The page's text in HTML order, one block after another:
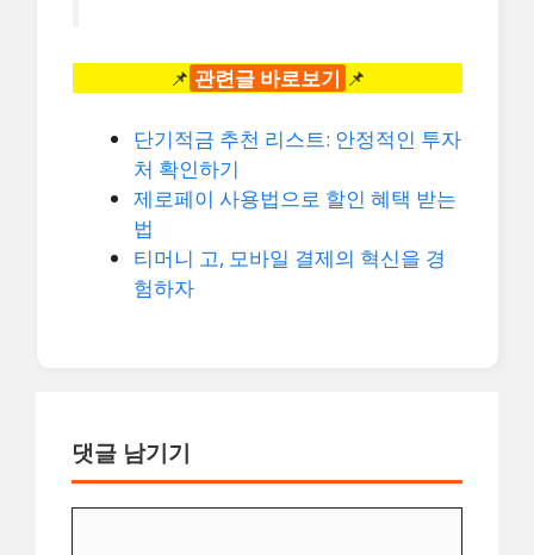
📌 관련글 바로보기 📌
단기적금 추천 리스트: 안정적인 투자
처 확인하기
제로페이 사용법으로 할인 혜택 받는
법
티머니 고, 모바일 결제의 혁신을 경
험하자
댓글 남기기